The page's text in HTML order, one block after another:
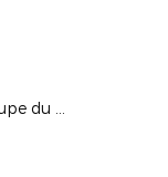
1/8e de finale de la coupe du Crédit Mutuel - Nord Haguenau : SR Rountzenheim - AS Mertzwiller : 1-1 (2tab3)